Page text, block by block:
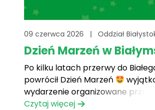
09 czerwca 2026 | Oddział
Dzień Marzeń w
Po kilku latach przerwy do
powrócił Dzień Marzeń
wydarzenie organizowane przez
Mam Marzenie, promujące
Czytaj więcej